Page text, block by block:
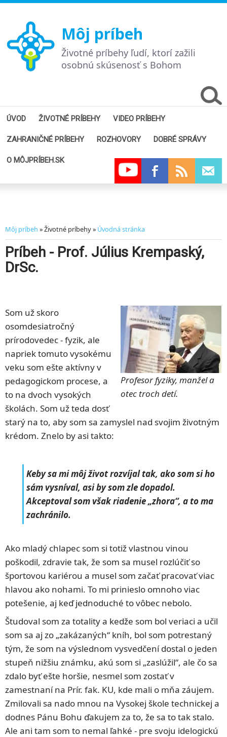
Môj príbeh
Životné príbehy ľudí, ktorí zažili
osobnú skúsenosť s Bohom
ÚVOD ŽIVOTNÉ PRÍBEHY VIDEO PRÍBEHY
ZAHRANIČNÉ PRÍBEHY ROZHOVORY DOBRÉ SPRÁVY
O MÔJPRÍBEH.SK
Môj príbeh » Životné príbehy » Úvodná stránka
Príbeh - Prof. Július Krempaský,
DrSc.
Profesor fyziky, manžel a
otec troch detí.
Som už skoro
osomdesiatročný
prírodovedec - fyzik, ale
napriek tomuto vysokému
veku som ešte aktívny v
pedagogickom procese, a
to na dvoch vysokých
školách. Som už teda dosť
starý na to, aby som sa zamyslel nad svojim životným
krédom. Znelo by asi takto:
Keby sa mi môj život rozvíjal tak, ako som si ho
sám vysníval, asi by som zle dopadol.
Akceptoval som však riadenie „zhora“, a to ma
zachránilo.
Ako mladý chlapec som si totiž vlastnou vinou
poškodil, zdravie tak, že som sa musel rozlúčiť so
športovou kariérou a musel som začať pracovať viac
hlavou ako nohami. To mi prinieslo omnoho viac
potešenie, aj keď jednoduché to vôbec nebolo.
Študoval som za totality a kedže som bol veriaci a učil
som sa aj zo „zakázaných“ kníh, bol som potrestaný
tým, že som na výslednom vysvedčení dostal o jeden
stupeň nižšiu známku, akú som si „zaslúžil“, ale čo sa
zdalo byť ešte horšie, nesmel som zostať v
zamestnaní na Prír. fak. KU, kde mali o mňa záujem.
Zmilovali sa nado mnou na Vysokej škole technickej a
dodnes Pánu Bohu ďakujem za to, že sa to tak stalo.
Ale ani tam som to nemal ľahké - pre svoju idelogickú